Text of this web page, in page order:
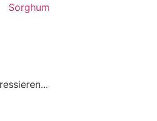
Sorghum